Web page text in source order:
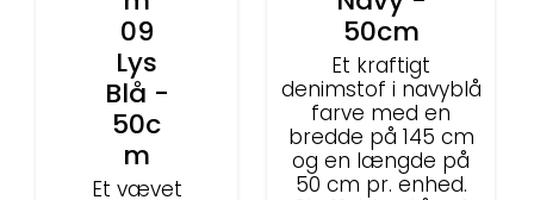
09
Lys
Blå -
50c
m
Et vævet
50cm
Et kraftigt
denimstof i navyblå
farve med en
bredde på 145 cm
og en længde på
50 cm pr. enhed.